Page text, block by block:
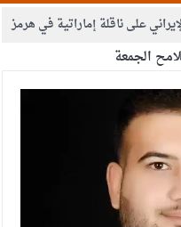
على ناقلة إماراتية في هرمز
منذ وقف النار
الزميل أنس المجالي في ذمة الله
اعمال المدرسة الحزبية..صور
يؤمن بلغة الحوار والشراكة
الجمعة